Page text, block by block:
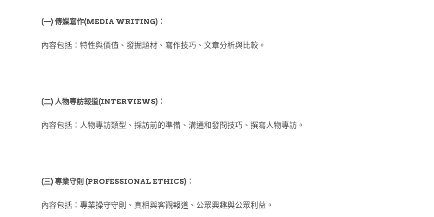
(一) 傳媒寫作(MEDIA WRITING)︰
內容包括：特性與價值、發掘題材、寫作技巧、文章分析與比較。
(二) 人物專訪報道(INTERVIEWS)︰
內容包括：人物專訪類型、採訪前的準備、溝通和發問技巧、撰寫人物專訪。
(三) 專業守則 (PROFESSIONAL ETHICS)︰
內容包括：專業操守守則、真相與客觀報道、公眾興趣與公眾利益。